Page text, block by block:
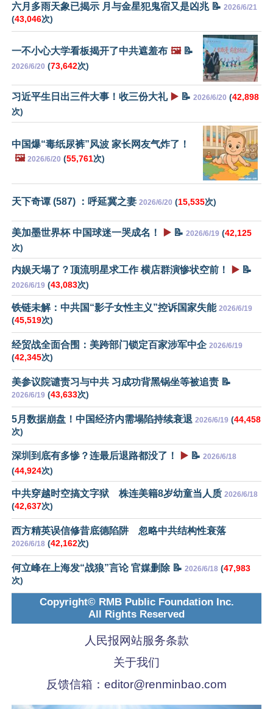
六月多雨天象已揭示 月与金星犯鬼宿又是凶兆 📝 2026/6/21
(43,046次)
一不小心大学看板揭开了中共遮羞布 🖼️📝
2026/6/20 (73,642次)
习近平生日出三件大事！收三份大礼 ▶️ 📝 2026/6/20 (42,898
次)
中国爆“毒纸尿裤”风波 家长网友气炸了！
🖼️ 2026/6/20 (55,761次)
天下奇谭 (587) ：呼延冀之妻 2026/6/20 (15,535次)
美加墨世界杯 中国球迷一哭成名！ ▶️ 📝 2026/6/19 (42,125
次)
内娱天塌了？顶流明星求工作 横店群演惨状空前！ ▶️ 📝
2026/6/19 (43,083次)
铁链未解：中共国“影子女性主义”控诉国家失能 2026/6/19
(45,519次)
经贸战全面合围：美跨部门锁定百家涉军中企 2026/6/19
(42,345次)
美参议院谴责习与中共 习成功背黑锅坐等被追责 📝
2026/6/19 (43,633次)
5月数据崩盘！中国经济内需塌陷持续衰退 2026/6/19 (44,458
次)
深圳到底有多惨？连最后退路都没了！ ▶️ 📝 2026/6/18
(44,924次)
中共穿越时空搞文字狱 株连美籍8岁幼童当人质 2026/6/18
(42,637次)
西方精英误信修昔底德陷阱 忽略中共结构性衰落
2026/6/18 (42,162次)
何立峰在上海发“战狼”言论 官媒删除 📝 2026/6/18 (47,983
次)
Copyright© RMB Public Foundation Inc.
All Rights Reserved
人民报网站服务条款
关于我们
反馈信箱： editor@renminbao.com